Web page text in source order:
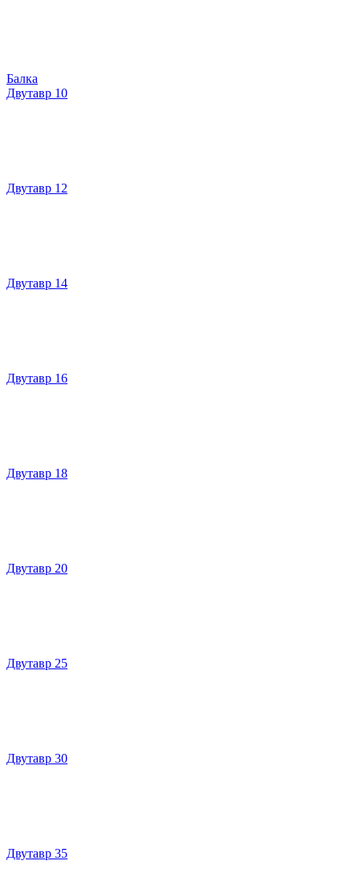
Балка
Двутавр 10
Двутавр 12
Двутавр 14
Двутавр 16
Двутавр 18
Двутавр 20
Двутавр 25
Двутавр 30
Двутавр 35